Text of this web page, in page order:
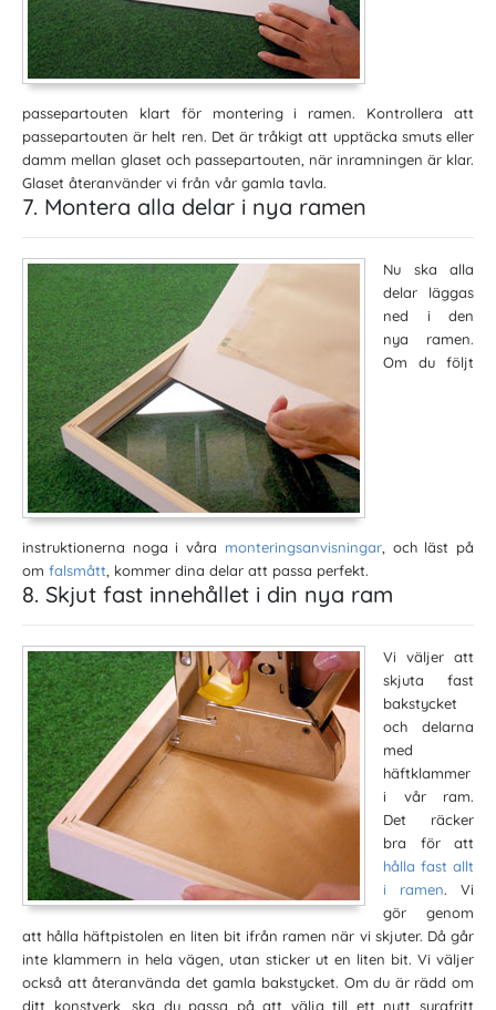
passepartouten klart för montering i ramen. Kontrollera att
passepartouten är helt ren. Det är tråkigt att upptäcka smuts eller
damm mellan glaset och passepartouten, när inramningen är klar.
Glaset återanvänder vi från vår gamla tavla.
7. Montera alla delar i nya ramen
Nu ska alla
delar läggas
ned i den
nya ramen.
Om du följt
instruktionerna noga i våra monteringsanvisningar, och läst på
om falsmått, kommer dina delar att passa perfekt.
8. Skjut fast innehållet i din nya ram
Vi väljer att
skjuta fast
bakstycket
och delarna
med
häftklammer
i vår ram.
Det räcker
bra för att
hålla fast allt
i ramen. Vi
gör genom
att hålla häftpistolen en liten bit ifrån ramen när vi skjuter. Då går
inte klammern in hela vägen, utan sticker ut en liten bit. Vi väljer
också att återanvända det gamla bakstycket. Om du är rädd om
ditt konstverk, ska du passa på att välja till ett nytt syrafritt